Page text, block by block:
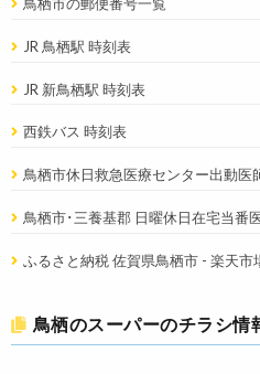
JR 鳥栖駅 時刻表
JR 新鳥栖駅 時刻表
西鉄バス 時刻表
鳥栖市休日救急医療センター出動医
鳥栖市･三養基郡 日曜休日在宅当番
ふるさと納税 佐賀県鳥栖市 - 楽天市
鳥栖のスーパーのチラシ情